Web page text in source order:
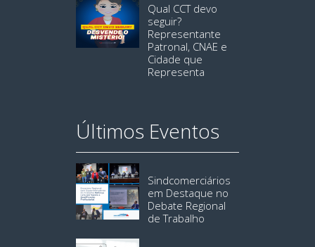
Qual CCT devo
seguir?
Representante
Patronal, CNAE e
Cidade que
Representa
Últimos Eventos
Sindcomerciários
em Destaque no
Debate Regional
de Trabalho